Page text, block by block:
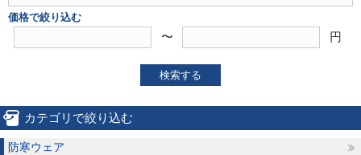
価格で絞り込む
〜 円
検索する
カテゴリで絞り込む
防寒ウェア